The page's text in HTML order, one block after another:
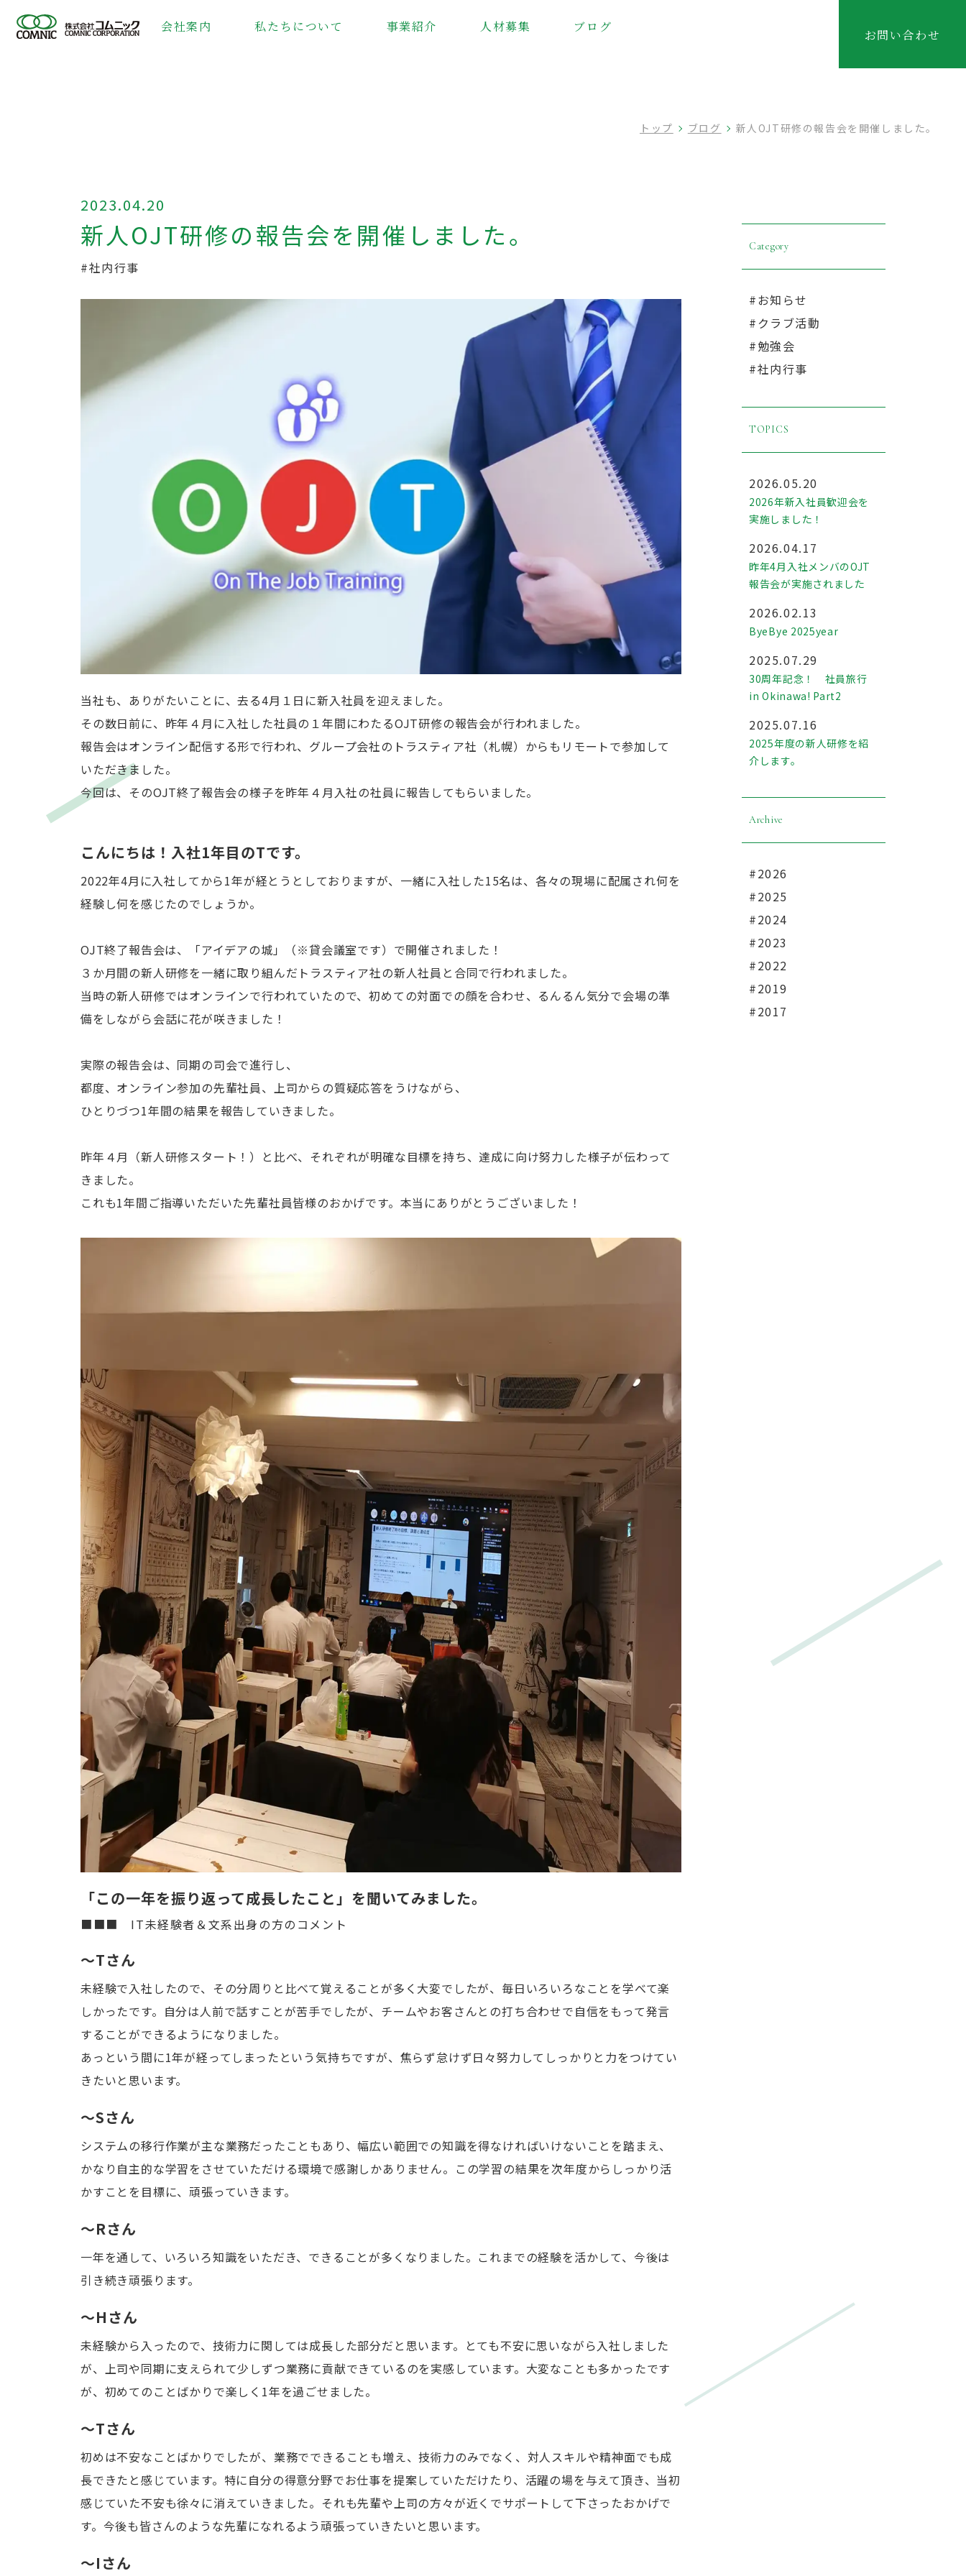
会社案内 私たちについて 事業紹介 人材募集 ブログ お問い合わせ
トップ ブログ 新人OJT研修の報告会を開催しました。
2023.04.20
新人OJT研修の報告会を開催しました。
#社内行事
当社も、ありがたいことに、去る4月１日に新入社員を迎えました。
その数日前に、昨年４月に入社した社員の１年間にわたるOJT研修の報告会が行われました。
報告会はオンライン配信する形で行われ、グループ会社のトラスティア社（札幌）からもリモートで参加して
いただきました。
今回は、そのOJT終了報告会の様子を昨年４月入社の社員に報告してもらいました。
こんにちは！入社1年目のTです。
2022年4月に入社してから1年が経とうとしておりますが、一緒に入社した15名は、各々の現場に配属され何を
経験し何を感じたのでしょうか。
OJT終了報告会は、 「アイデアの城」（※貸会議室です） で開催されました！
３か月間の新人研修を一緒に取り組んだトラスティア社の新人社員と合同で行われました。
当時の新人研修ではオンラインで行われていたので、初めての対面での顔を合わせ、るんるん気分で会場の準
備をしながら会話に花が咲きました！
実際の報告会は、同期の司会で進行し、
都度、オンライン参加の先輩社員、上司からの質疑応答をうけながら、
ひとりづつ1年間の結果を報告していきました。
昨年４月（新人研修スタート！）と比べ、それぞれが明確な目標を持ち、達成に向け努力した様子が伝わって
きました。
これも1年間ご指導いただいた先輩社員皆様のおかげです。本当にありがとうございました！
「この一年を振り返って成長したこと」を聞いてみました。
■■■ IT未経験者＆文系出身の方のコメント
～Tさん
未経験で入社したので、その分周りと比べて覚えることが多く大変でしたが、毎日いろいろなことを学べて楽
しかったです。自分は人前で話すことが苦手でしたが、チームやお客さんとの打ち合わせで自信をもって発言
することができるようになりました。
あっという間に1年が経ってしまったという気持ちですが、焦らず怠けず日々努力してしっかりと力をつけてい
きたいと思います。
～Sさん
システムの移行作業が主な業務だったこともあり、幅広い範囲での知識を得なければいけないことを踏まえ、
かなり自主的な学習をさせていただける環境で感謝しかありません。この学習の結果を次年度からしっかり活
かすことを目標に、頑張っていきます。
～Rさん
一年を通して、いろいろ知識をいただき、できることが多くなりました。これまでの経験を活かして、今後は
引き続き頑張ります。
～Hさん
未経験から入ったので、技術力に関しては成長した部分だと思います。とても不安に思いながら入社しました
が、上司や同期に支えられて少しずつ業務に貢献できているのを実感しています。大変なことも多かったです
が、初めてのことばかりで楽しく1年を過ごせました。
～Tさん
初めは不安なことばかりでしたが、業務でできることも増え、技術力のみでなく、対人スキルや精神面でも成
長できたと感じています。特に自分の得意分野でお仕事を提案していただけたり、活躍の場を与えて頂き、当初
感じていた不安も徐々に消えていきました。それも先輩や上司の方々が近くでサポートして下さったおかげで
す。今後も皆さんのような先輩になれるよう頑張っていきたいと思います。
～Iさん
Category
#お知らせ
#クラブ活動
#勉強会
#社内行事
TOPICS
2026.05.20
2026年新入社員歓迎会を
実施しました！
2026.04.17
昨年4月入社メンバのOJT
報告会が実施されました
2026.02.13
ByeBye 2025year
2025.07.29
30周年記念！ 社員旅行
in Okinawa! Part2
2025.07.16
2025年度の新人研修を紹
介します。
Archive
#2026
#2025
#2024
#2023
#2022
#2019
#2017